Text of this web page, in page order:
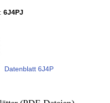
6J4PJ
Datenblatt 6J4P